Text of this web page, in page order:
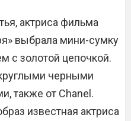
актриса фильма
выбрала мини-сумку
с золотой цепочкой.
черными
также от Chanel.
известная актриса